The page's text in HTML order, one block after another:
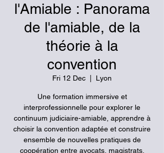
l'Amiable : Panorama
de l'amiable, de la
théorie à la
convention
Fri 12 Dec Lyon
Une formation immersive et
interprofessionnelle pour explorer le
continuum judiciaire-amiable, apprendre à
choisir la convention adaptée et construire
ensemble de nouvelles pratiques de
coopération entre avocats, magistrats,